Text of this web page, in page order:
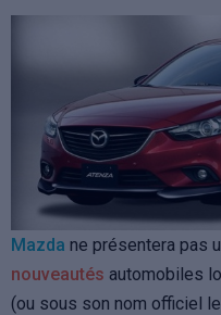
Mazda ne présentera pas
nouveautés automobiles
(ou sous son nom officiel